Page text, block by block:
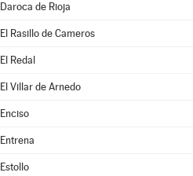
Daroca de Rioja
El Rasillo de Cameros
El Redal
El Villar de Arnedo
Enciso
Entrena
Estollo